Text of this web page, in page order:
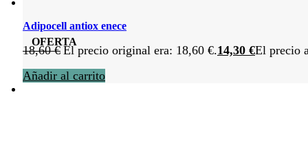
OFERTA
Adipocell antiox enece
18,60€ El precio original era: 18,60 €.14,30 €El precio
Añadir al carrito